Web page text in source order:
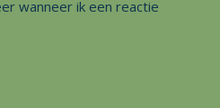
wanneer ik een reactie